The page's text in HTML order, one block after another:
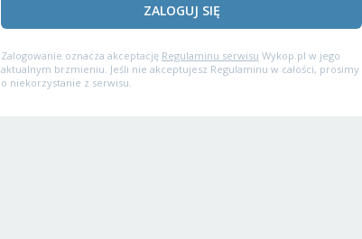
ZALOGUJ SIĘ
Zalogowanie oznacza akceptację Regulaminu serwisu Wykop.pl w jego
aktualnym brzmieniu. Jeśli nie akceptujesz Regulaminu w całości, prosimy
o niekorzystanie z serwisu.